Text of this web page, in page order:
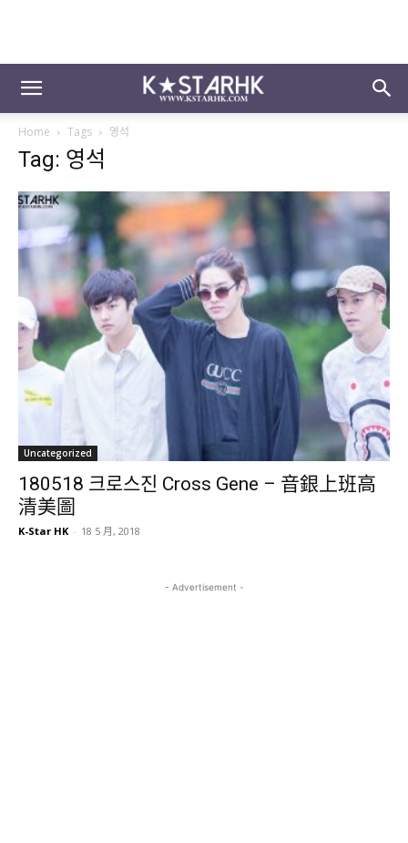
Home Tags 영석
Tag: 영석
Uncategorized
180518 크로스진 Cross Gene – 音銀上班高
清美圖
K-Star HK - 18 5 月, 2018
- Advertisement -